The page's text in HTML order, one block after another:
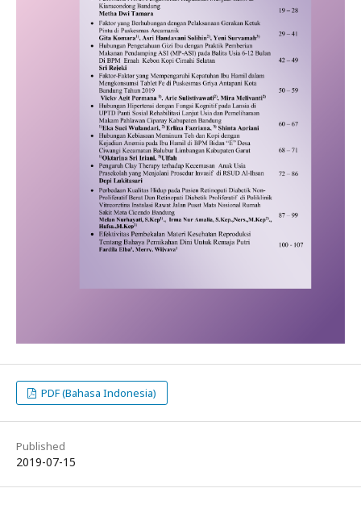
PDF (Bahasa Indonesia)
Published
2019-07-15